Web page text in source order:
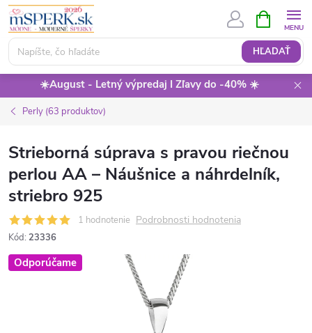
Prejsť
obsah
HĽADAŤ
KOŠÍK
☀️August - Letný výpredaj I Zľavy do -40% ☀️
Perly (63 produktov)
Strieborná súprava s pravou riečnou
perlou AA – Náušnice a náhrdelník,
striebro 925
1 hodnotenie Podrobnosti hodnotenia
Kód: 23336
Odporúčame